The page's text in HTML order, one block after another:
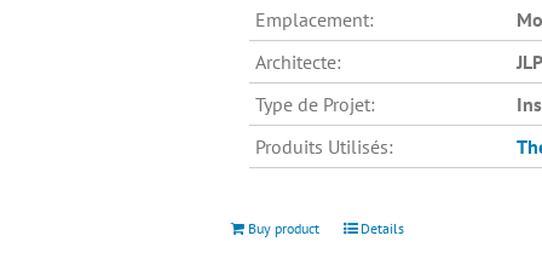
Emplacement:
Architecte:
Type de Projet:
Produits Utilisés:
Buy product Details